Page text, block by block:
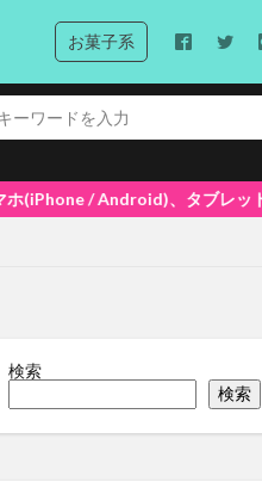
お菓子系
生できます! 大好評ポイント
検索
検索